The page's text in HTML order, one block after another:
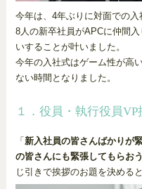
今年は、4年ぶりに対面での入
8人の新卒社員がAPCに仲間
いすることが叶いました。
今年の入社式はゲーム性が高
ない時間となりました。
１．役員・執行役員VP
「新入社員の皆さんばかりが
の皆さんにも緊張してもらおう
じ引きで挨拶のお題を決める